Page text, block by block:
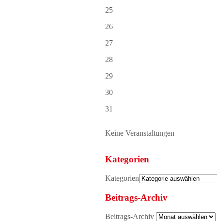
25
26
27
28
29
30
31
Keine Veranstaltungen
Kategorien
Kategorien
Beitrags-Archiv
Beitrags-Archiv